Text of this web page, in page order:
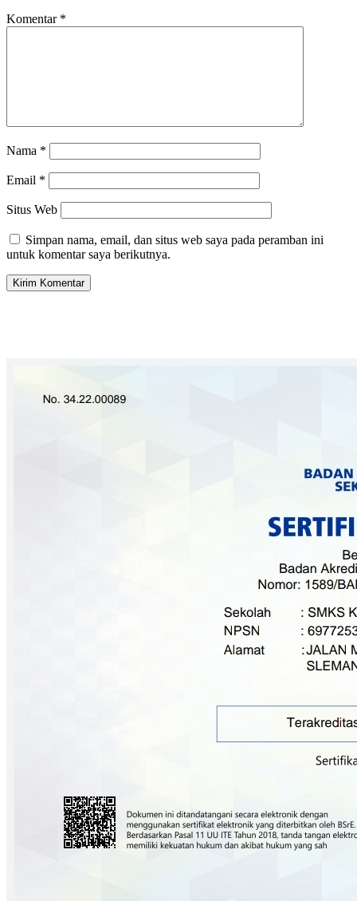
Komentar *
Nama *
Email *
Situs Web
Simpan nama, email, dan situs web saya pada peramban ini
untuk komentar saya berikutnya.